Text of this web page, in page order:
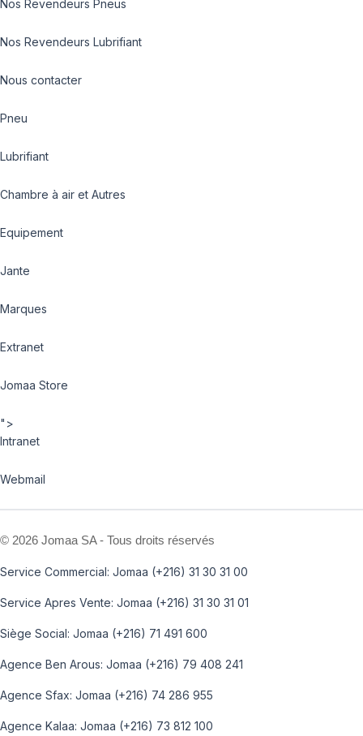
Nos Revendeurs Pneus
Nos Revendeurs Lubrifiant
Nous contacter
Pneu
Lubrifiant
Chambre à air et Autres
Equipement
Jante
Marques
Extranet
Jomaa Store
">
Intranet
Webmail
© 2026 Jomaa SA - Tous droits réservés
Service Commercial: Jomaa (+216) 31 30 31 00
Service Apres Vente: Jomaa (+216) 31 30 31 01
Siège Social: Jomaa (+216) 71 491 600
Agence Ben Arous: Jomaa (+216) 79 408 241
Agence Sfax: Jomaa (+216) 74 286 955
Agence Kalaa: Jomaa (+216) 73 812 100